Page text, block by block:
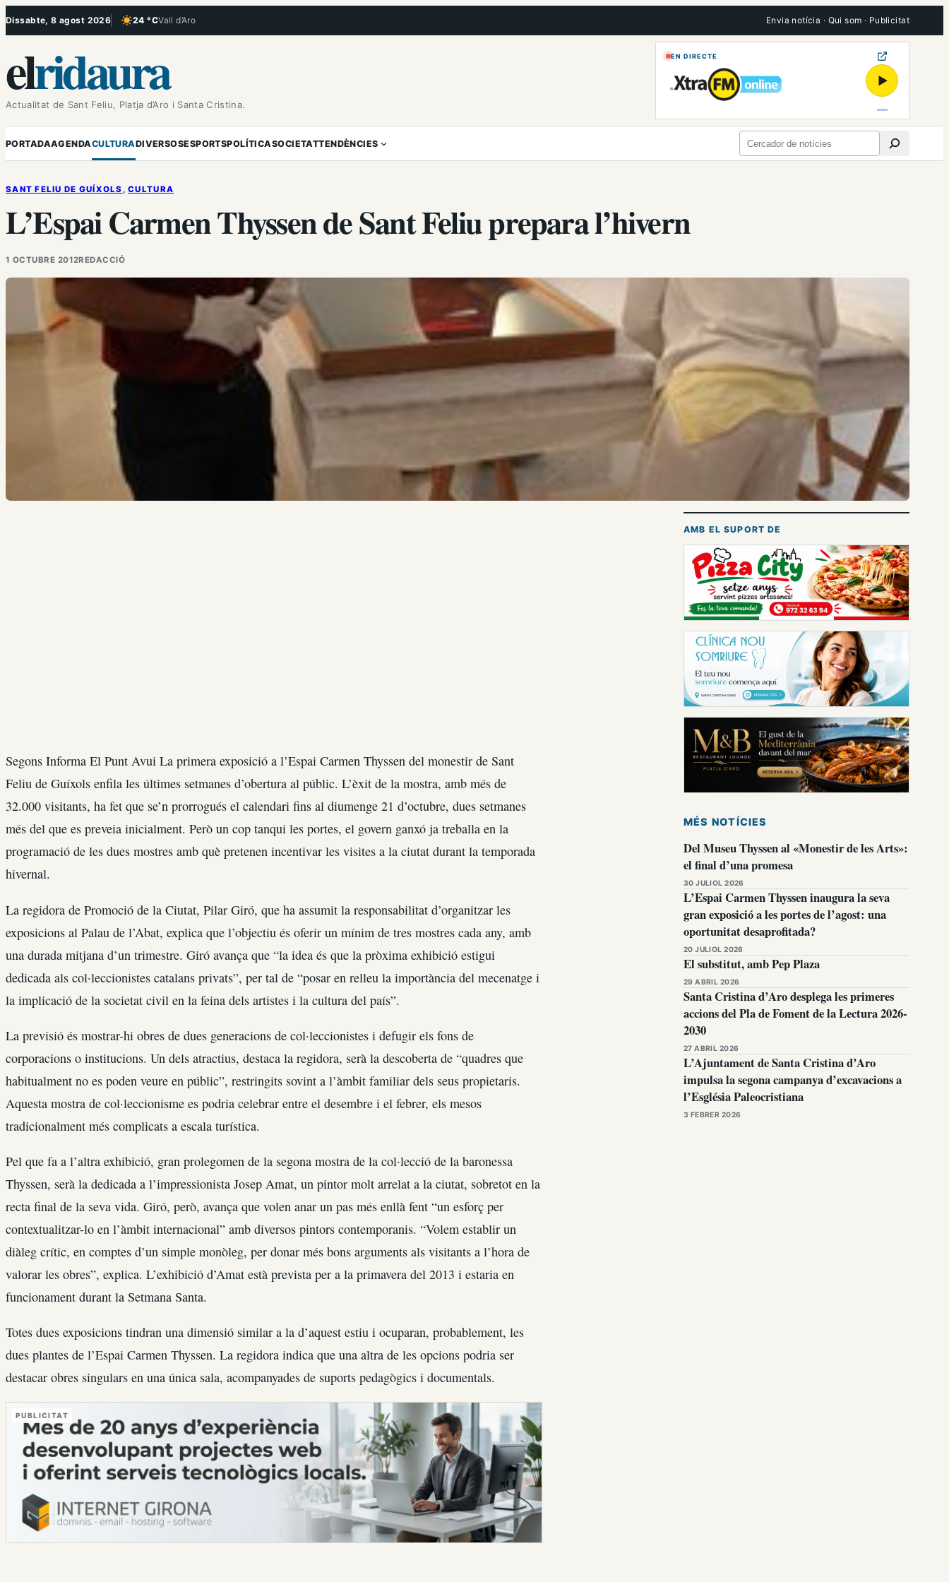
Vés
Dissabte, 8 agost 2026 24 °CVall d’Aro
, Cel serè Envia notícia · Qui som · Publicitat
elridaura
Actualitat de Sant Feliu, Platja d’Aro i Santa Cristina.
EN DIRECTE
▶
PORTADAAGENDACULTURADIVERSOSESPORTSPOLÍTICASOCIETATTENDÈNCIES Cerca
SANT FELIU DE GUÍXOLS , CULTURA
L’Espai Carmen Thyssen de Sant Feliu prepara l’hivern
1 OCTUBRE 2012REDACCIÓ
Segons Informa El Punt Avui La primera exposició a l’Espai Carmen Thyssen del monestir de Sant
Feliu de Guíxols enfila les últimes setmanes d’obertura al públic. L’èxit de la mostra, amb més de
32.000 visitants, ha fet que se’n prorrogués el calendari fins al diumenge 21 d’octubre, dues setmanes
més del que es preveia inicialment. Però un cop tanqui les portes, el govern ganxó ja treballa en la
programació de les dues mostres amb què pretenen incentivar les visites a la ciutat durant la temporada
hivernal.
La regidora de Promoció de la Ciutat, Pilar Giró, que ha assumit la responsabilitat d’organitzar les
exposicions al Palau de l’Abat, explica que l’objectiu és oferir un mínim de tres mostres cada any, amb
una durada mitjana d’un trimestre. Giró avança que “la idea és que la pròxima exhibició estigui
dedicada als col·leccionistes catalans privats”, per tal de “posar en relleu la importància del mecenatge i
la implicació de la societat civil en la feina dels artistes i la cultura del país”.
La previsió és mostrar-hi obres de dues generacions de col·leccionistes i defugir els fons de
corporacions o institucions. Un dels atractius, destaca la regidora, serà la descoberta de “quadres que
habitualment no es poden veure en públic”, restringits sovint a l’àmbit familiar dels seus propietaris.
Aquesta mostra de col·leccionisme es podria celebrar entre el desembre i el febrer, els mesos
tradicionalment més complicats a escala turística.
Pel que fa a l’altra exhibició, gran prolegomen de la segona mostra de la col·lecció de la baronessa
Thyssen, serà la dedicada a l’impressionista Josep Amat, un pintor molt arrelat a la ciutat, sobretot en la
recta final de la seva vida. Giró, però, avança que volen anar un pas més enllà fent “un esforç per
contextualitzar-lo en l’àmbit internacional” amb diversos pintors contemporanis. “Volem establir un
diàleg crític, en comptes d’un simple monòleg, per donar més bons arguments als visitants a l’hora de
valorar les obres”, explica. L’exhibició d’Amat està prevista per a la primavera del 2013 i estaria en
funcionament durant la Setmana Santa.
Totes dues exposicions tindran una dimensió similar a la d’aquest estiu i ocuparan, probablement, les
dues plantes de l’Espai Carmen Thyssen. La regidora indica que una altra de les opcions podria ser
destacar obres singulars en una única sala, acompanyades de suports pedagògics i documentals.
PUBLICITAT
AMB EL SUPORT DE
MÉS NOTÍCIES
Del Museu Thyssen al «Monestir de les Arts»:
el final d’una promesa
30 JULIOL 2026
L’Espai Carmen Thyssen inaugura la seva
gran exposició a les portes de l’agost: una
oportunitat desaprofitada?
20 JULIOL 2026
El substitut, amb Pep Plaza
29 ABRIL 2026
Santa Cristina d’Aro desplega les primeres
accions del Pla de Foment de la Lectura 2026-
2030
27 ABRIL 2026
L’Ajuntament de Santa Cristina d’Aro
impulsa la segona campanya d’excavacions a
l’Església Paleocristiana
3 FEBRER 2026